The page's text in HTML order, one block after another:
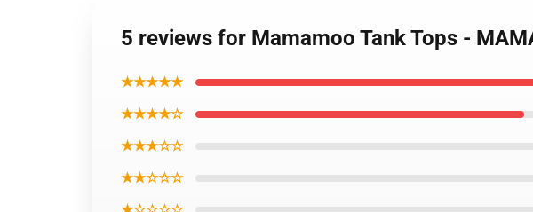
5 reviews for Mamamoo Tank Tops -
★★★★★
★★★★☆
★★★☆☆
★★☆☆☆